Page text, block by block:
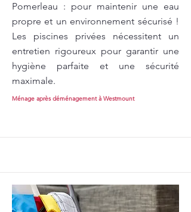
Pomerleau : pour maintenir une eau
propre et un environnement sécurisé !
Les piscines privées nécessitent un
entretien rigoureux pour garantir une
hygiène parfaite et une sécurité
maximale.
Ménage après déménagement à Westmount